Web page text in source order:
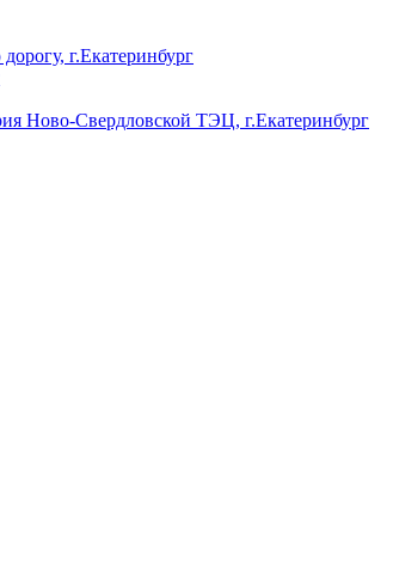
г.Екатеринбург
Ново-Свердловской ТЭЦ, г.Екатеринбург